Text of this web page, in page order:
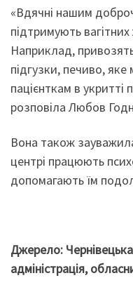
«Вдячні нашим
підтримують
Наприклад,
підгузки, печиво,
пацієнткам в укритті
розповіла Любов
Вона також
центрі працюють
допомагають їм
Джерело:
адміністрація,